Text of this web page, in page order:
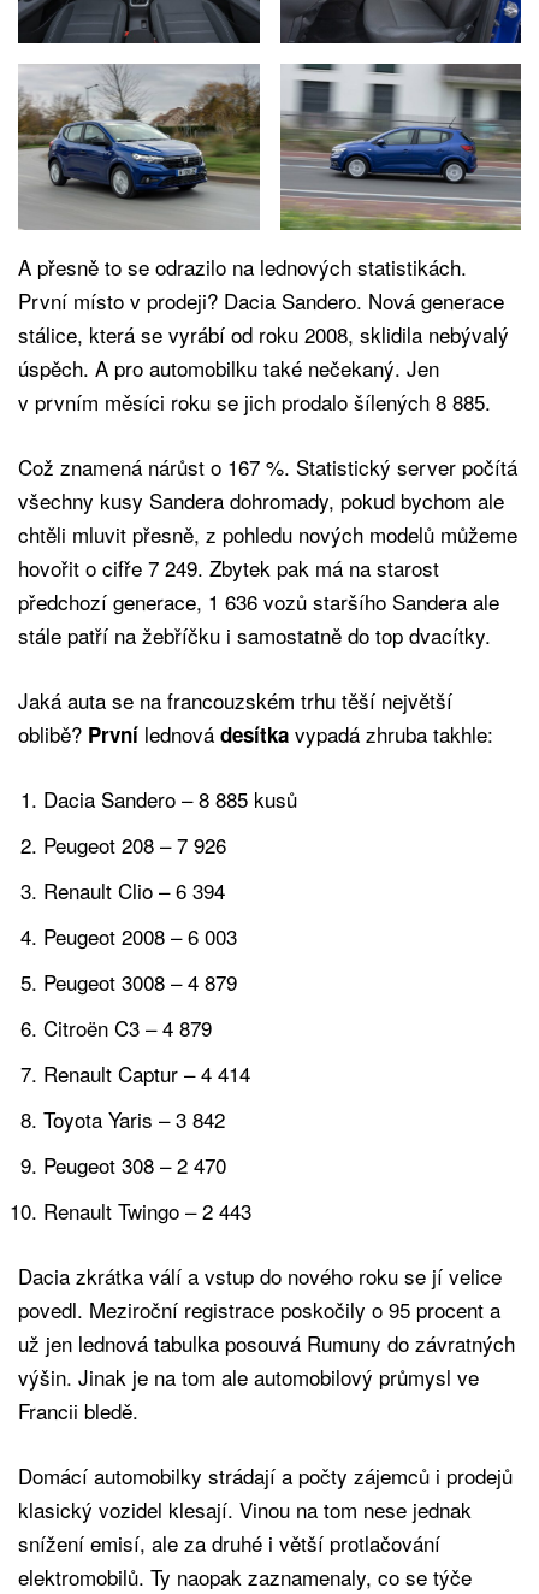
A přesně to se odrazilo na lednových statistikách.
První místo v prodeji? Dacia Sandero. Nová generace
stálice, která se vyrábí od roku 2008, sklidila nebývalý
úspěch. A pro automobilku také nečekaný. Jen
v prvním měsíci roku se jich prodalo šílených 8 885.
Což znamená nárůst o 167 %. Statistický server počítá
všechny kusy Sandera dohromady, pokud bychom ale
chtěli mluvit přesně, z pohledu nových modelů můžeme
hovořit o cifře 7 249. Zbytek pak má na starost
předchozí generace, 1 636 vozů staršího Sandera ale
stále patří na žebříčku i samostatně do top dvacítky.
Jaká auta se na francouzském trhu těší největší
oblibě? První lednová desítka vypadá zhruba takhle:
Dacia Sandero – 8 885 kusů
Peugeot 208 – 7 926
Renault Clio – 6 394
Peugeot 2008 – 6 003
Peugeot 3008 – 4 879
Citroën C3 – 4 879
Renault Captur – 4 414
Toyota Yaris – 3 842
Peugeot 308 – 2 470
Renault Twingo – 2 443
Dacia zkrátka válí a vstup do nového roku se jí velice
povedl. Meziroční registrace poskočily o 95 procent a
už jen lednová tabulka posouvá Rumuny do závratných
výšin. Jinak je na tom ale automobilový průmysl ve
Francii bledě.
Domácí automobilky strádají a počty zájemců i prodejů
klasický vozidel klesají. Vinou na tom nese jednak
snížení emisí, ale za druhé i větší protlačování
elektromobilů. Ty naopak zaznamenaly, co se týče